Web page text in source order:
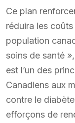
Ce plan
réduira les
population
soins de santé
est l’un des
Canadiens aux
contre le
efforçons de